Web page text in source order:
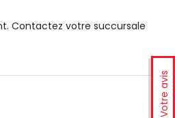
Votre avis
Contactez votre succursale